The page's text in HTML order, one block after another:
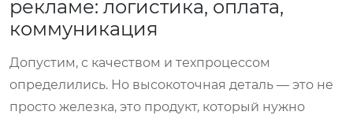
рекламе: логистика, оплата,
коммуникация
Допустим, с качеством и техпроцессом
определились. Но высокоточная деталь — это не
просто железка, это продукт, который нужно